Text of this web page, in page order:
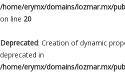
/home/erymx/domains/lozmar.mx/
on line 20
Deprecated: Creation of dynamic
deprecated in
/home/erymx/domains/lozmar.mx/